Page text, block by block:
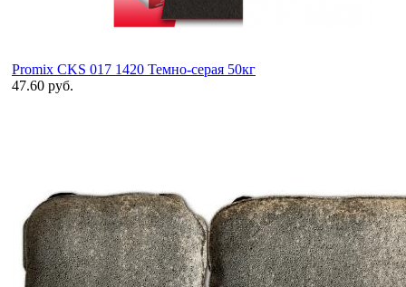
Promix CKS 017 1420 Темно-серая 50кг
47.60 руб.